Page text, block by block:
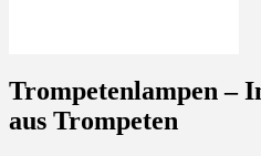
Trompetenlampen –
aus Trompeten